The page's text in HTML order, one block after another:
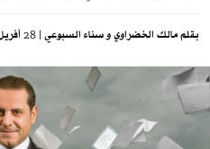
بقلم مالك الخضراوي سناء السبوعي | 28 أفريل 2016